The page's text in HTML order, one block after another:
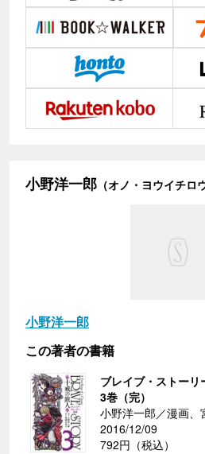
小野洋一郎 （オノ・ヨウイチロ
小野洋一郎
この著者の書籍
ブレイブ・ストー
3巻（完）
小野洋一郎／漫画、
2016/12/09
792円（税込）